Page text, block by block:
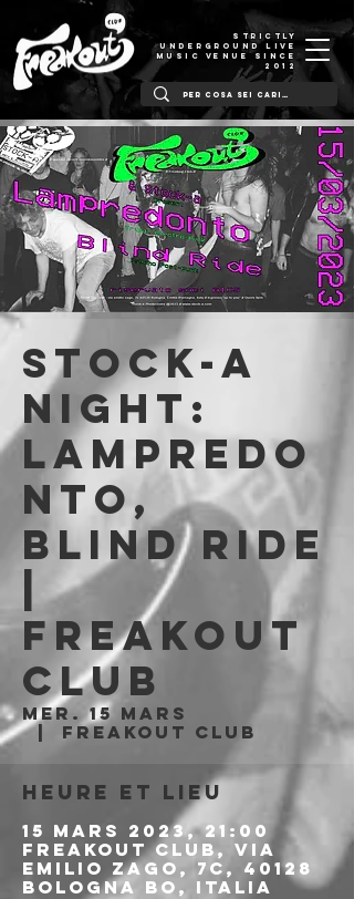
STRICTLY
UNDERGROUND LIVE
MUSIC VENUE SINCE
2012
Stock-a
night:
Lampredo
nto,
Blind Ride
Freakout
Club
mer. 15 mars
  |
Freakout Club
Heure et lieu
15 mars 2023, 21:00
Freakout Club, Via
Emilio Zago, 7c, 40128
Bologna BO, Italia